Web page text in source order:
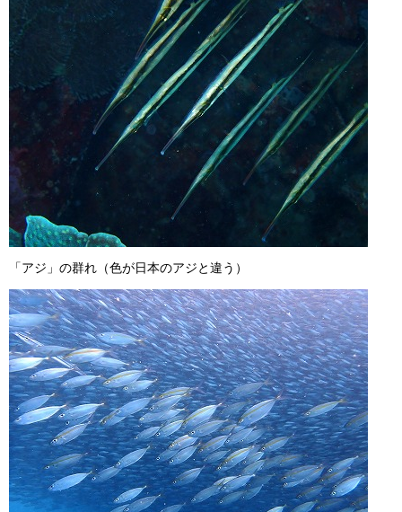
「アジ」の群れ（色が日本のアジと違う）